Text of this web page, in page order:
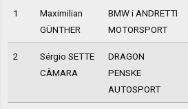
1
Maximilian
GÜNTHER
BMW i ANDRETTI
MOTORSPORT
2
Sérgio SETTE
CÂMARA
DRAGON
PENSKE
AUTOSPORT